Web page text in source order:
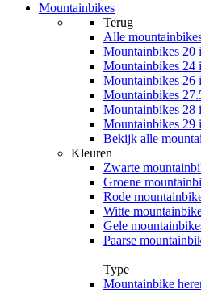
Mountainbikes
Terug
Alle
Mountainbikes 20
Mountainbikes 24
Mountainbikes 26
Mountainbikes
Mountainbikes 28
Mountainbikes 29
Bekijk alle
Kleuren
Zwarte
Groene
Rode
Witte
Gele
Paarse
Type
Mountainbike